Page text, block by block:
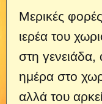
Μερικές
ιερέα του
στη γενειάδα,
ημέρα στο
αλλά του